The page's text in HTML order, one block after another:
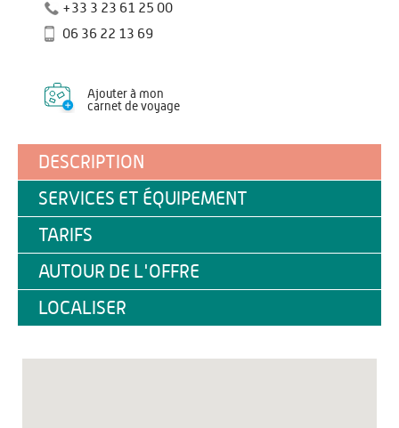
+33 3 23 61 25 00
06 36 22 13 69
Ajouter à mon
carnet de voyage
DESCRIPTION
SERVICES ET ÉQUIPEMENT
TARIFS
AUTOUR DE L'OFFRE
LOCALISER